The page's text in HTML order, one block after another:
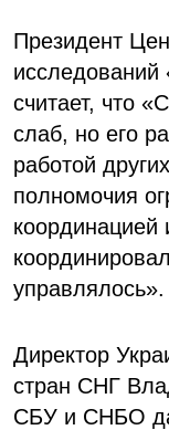
Президент
считает, что
слаб, но его
работой
полномочия
управлялось».
Директор
стран СНГ
СБУ и СНБО